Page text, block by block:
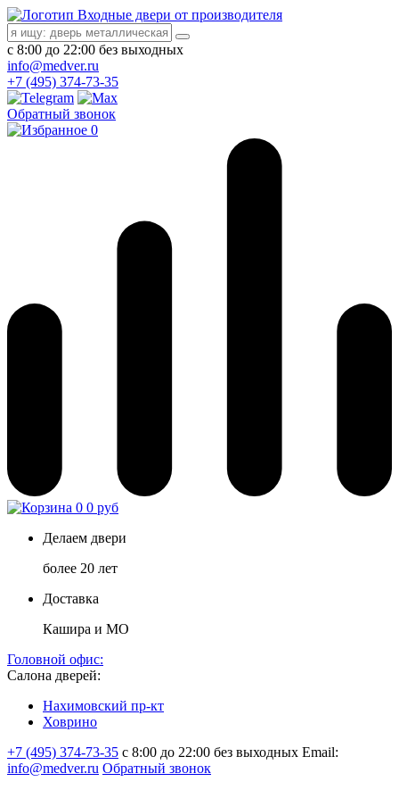
Входные двери от производителя
с 8:00 до 22:00 без выходных
info@medver.ru
+7 (495) 374-73-35
Обратный звонок
0
0 0 руб
Делаем двери
более 20 лет
Доставка
Кашира и МО
Головной офис:
Салона дверей:
Нахимовский пр-кт
Ховрино
+7 (495) 374-73-35 с 8:00 до 22:00 без выходных Email:
info@medver.ru Обратный звонок